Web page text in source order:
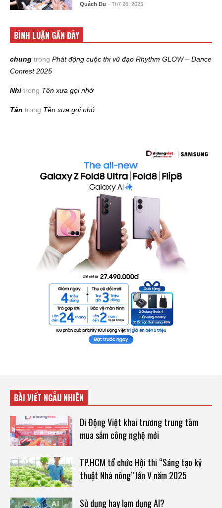
Quách Du - Th7 26, 2025
BÌNH LUẬN GẦN ĐÂY
chung trong Phát động cuộc thi vũ đạo Rhythm GLOW – Dance
Contest 2025
Nhi trong Tên xưa gọi nhớ
Tân trong Tên xưa gọi nhớ
BÀI VIẾT NGẪU NHIÊN
Di Động Việt khai trương trung tâm
mua sắm công nghệ mới
TP.HCM tổ chức Hội thi “Sáng tạo kỹ
thuật Nhà nông” lần V năm 2025
Sử dụng hay lạm dụng AI?